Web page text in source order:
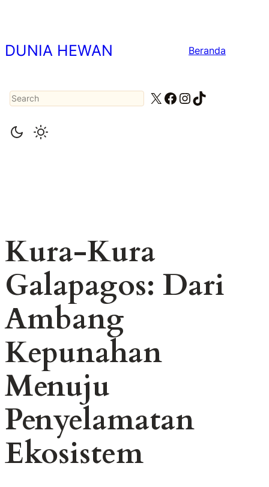
konten
DUNIA HEWAN Beranda
Search X Facebook
Instagram
TikTok
Kura-Kura
Galapagos: Dari
Ambang
Kepunahan
Menuju
Penyelamatan
Ekosistem